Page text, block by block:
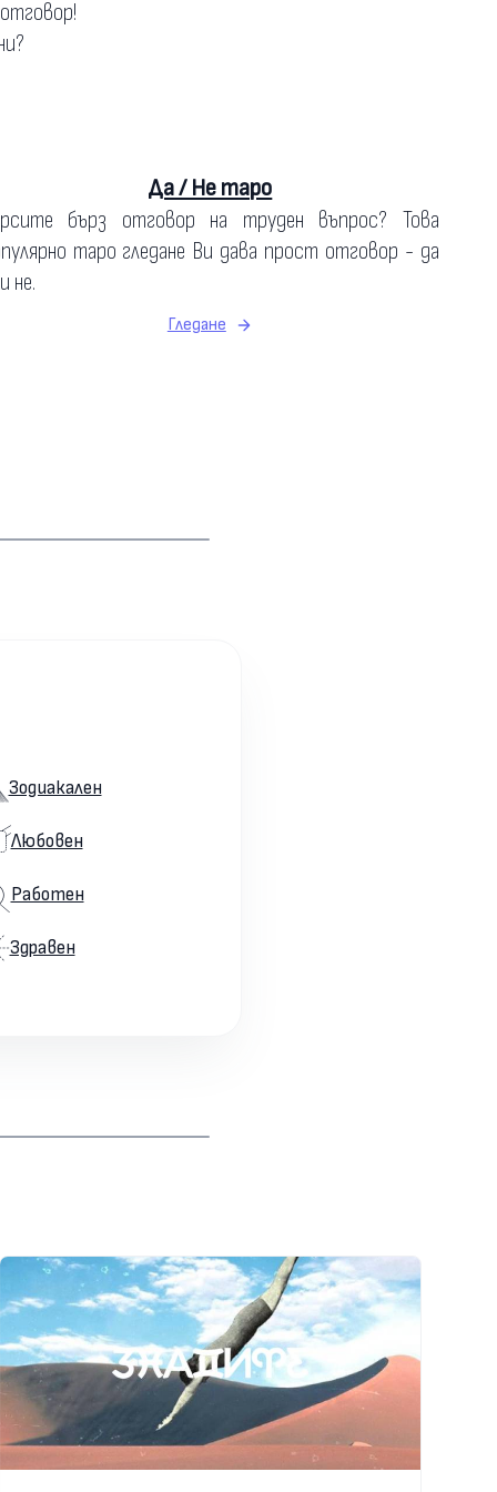
Да / Не таро
бърз отговор на труден въпрос? Това
таро гледане Ви дава прост отговор - да
не.
Гледане
Зодиакален
Любовен
Работен
Здравен